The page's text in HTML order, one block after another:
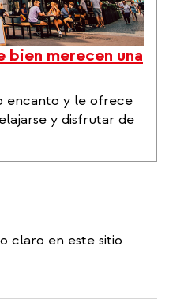
bien merecen una
encanto y le ofrece
y disfrutar de
claro en este sitio